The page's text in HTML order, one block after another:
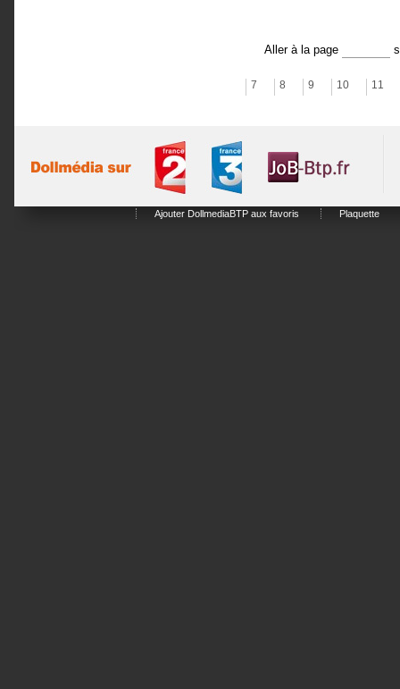
Aller à la page
7 8 9 10 11
Ajouter DollmediaBTP aux favoris Plaquette